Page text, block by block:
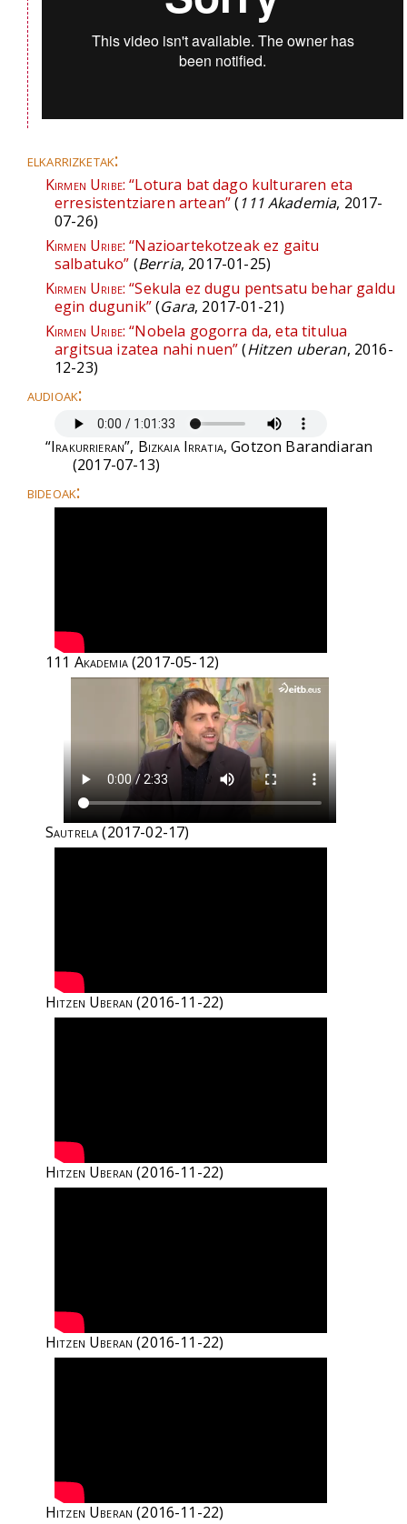
elkarrizketak:
Kirmen Uribe: “Lotura bat dago kulturaren eta
erresistentziaren artean”(111 Akademia, 2017-
07-26)
Kirmen Uribe: “Nazioartekotzeak ez gaitu
salbatuko” (Berria, 2017-01-25)
Kirmen Uribe: “Sekula ez dugu pentsatu behar galdu
egin dugunik”(Gara, 2017-01-21)
Kirmen Uribe: “Nobela gogorra da, eta titulua
argitsua izatea nahi nuen”(Hitzen uberan, 2016-
12-23)
audioak:
“Irakurrieran”, Bizkaia Irratia, Gotzon Barandiaran
(2017-07-13)
bideoak:
111 Akademia(2017-05-12)
Sautrela(2017-02-17)
Hitzen Uberan (2016-11-22)
Hitzen Uberan (2016-11-22)
Hitzen Uberan (2016-11-22)
Hitzen Uberan (2016-11-22)